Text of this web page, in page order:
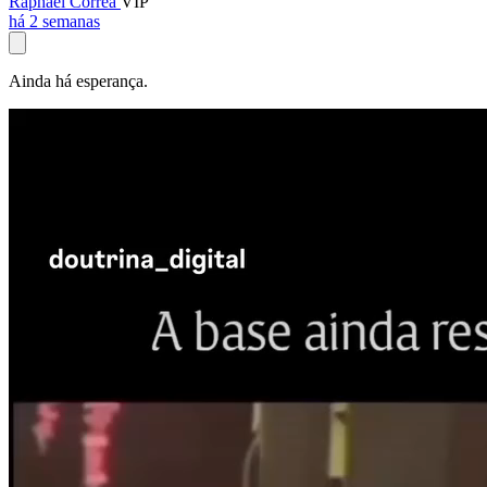
há 2 semanas
Ainda há esperança.